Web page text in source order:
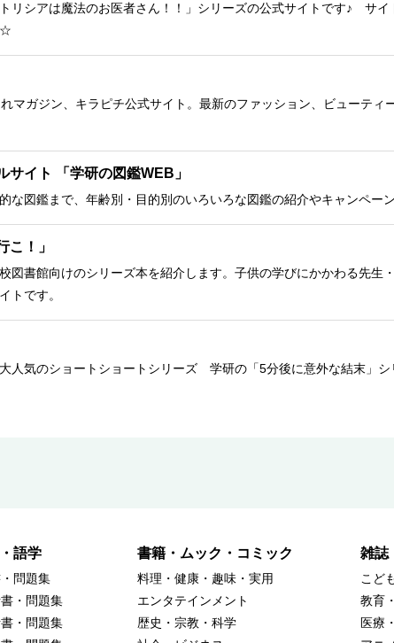
リシアは魔法のお医者さん！！」シリーズの公式サイトです♪ サイ
☆
マガジン、キラピチ公式サイト。最新のファッション、ビューティ
イト 「学研の図鑑WEB」
図鑑まで、年齢別・目的別のいろいろな図鑑の紹介やキャンペー
こ！」
図書館向けのシリーズ本を紹介します。子供の学びにかかわる先生
トです。
人気のショートショートシリーズ 学研の「5分後に意外な結末」シ
語学
問題集
・問題集
・問題集
書籍・ムック・コミック
料理・健康・趣味・実用
エンタテインメント
歴史・宗教・科学
雑誌
こど
教育
医療